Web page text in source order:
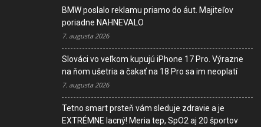
BMW poslalo reklamu priamo do áut. Majiteľov
poriadne NAHNEVALO
7. augusta 2026
Slováci vo veľkom kupujú iPhone 17 Pro. Výrazne
na ňom ušetria a čakať na 18 Pro sa im neoplatí
7. augusta 2026
Tetno smart prsteň vám sleduje zdravie a je
EXTRÉMNE lacný! Meria tep, SpO2 aj 20 športov